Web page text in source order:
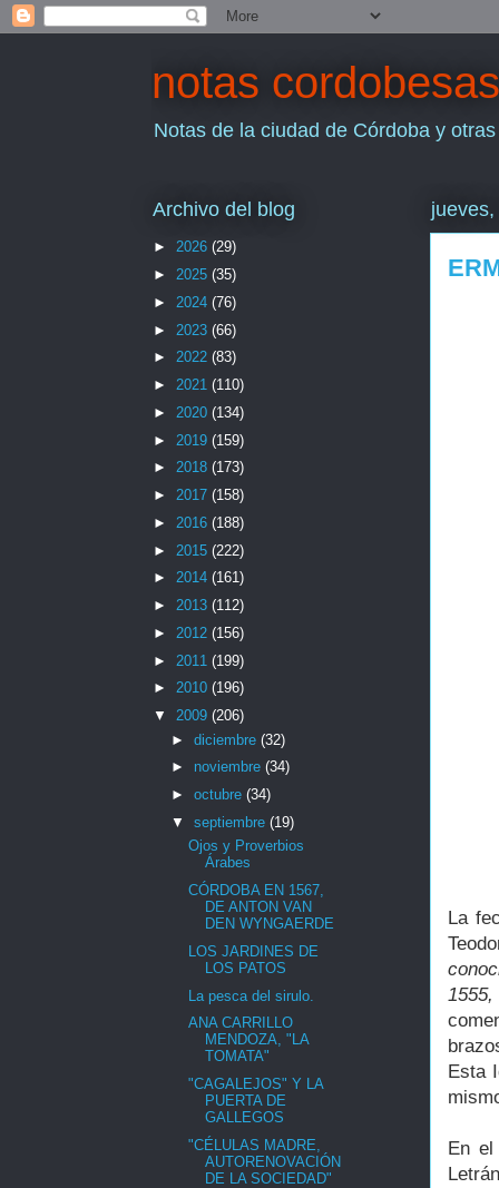
notas cordobesas
Notas de la ciudad de Córdoba y
La
Esta
En el
Archivo del blog
► 2026 (29)
► 2025 (35)
► 2024 (76)
► 2023 (66)
► 2022 (83)
► 2021 (110)
► 2020 (134)
► 2019 (159)
► 2018 (173)
► 2017 (158)
► 2016 (188)
► 2015 (222)
► 2014 (161)
► 2013 (112)
► 2012 (156)
► 2011 (199)
► 2010 (196)
▼ 2009 (206)
► diciembre (32)
► noviembre (34)
► octubre (34)
▼ septiembre (19)
Ojos y Proverbios
Árabes
CÓRDOBA EN 1567,
DE ANTON VAN
DEN WYNGAERDE
LOS JARDINES DE
LOS PATOS
La pesca del sirulo.
ANA CARRILLO
MENDOZA, "LA
TOMATA"
"CAGALEJOS" Y LA
PUERTA DE
GALLEGOS
"CÉLULAS MADRE,
AUTORENOVACIÓN
DE LA SOCIEDAD"